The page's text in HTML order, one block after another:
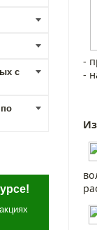
с
-
-